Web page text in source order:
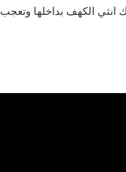
انثي الكهف بداخلها وتعجب